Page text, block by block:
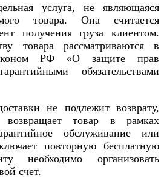
услуга, не являющаяся
товара. Она считается
получения груза клиентом.
товара рассматриваются в
РФ «О защите прав
обязательствами
не подлежит возврату,
товар в рамках
обслуживание или
повторную бесплатную
необходимо организовать
счет.